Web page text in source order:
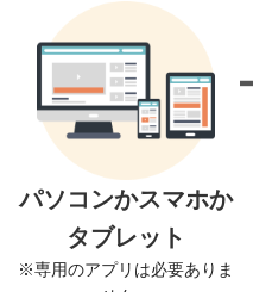
パソコンかスマホか
タブレット
※専用のアプリは必要ありま